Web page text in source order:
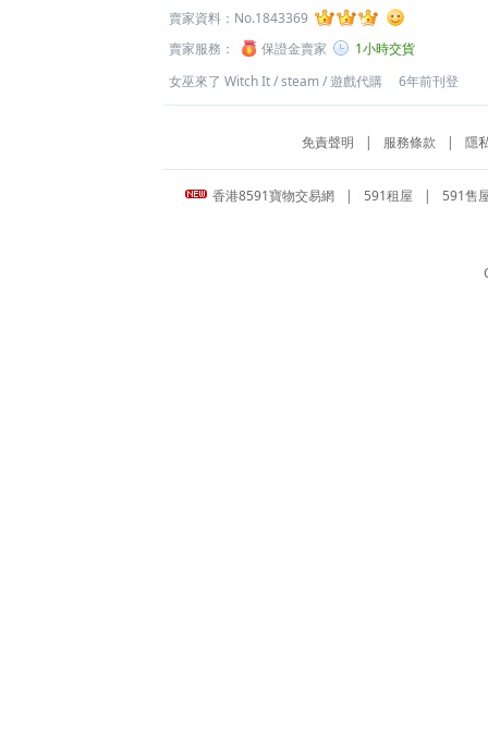
賣家資料： No.1843369
賣家服務：
保證金賣家
1小時交貨
女巫來了 Witch It/steam/遊戲代購 6年前刊登
免責聲明 | 服務條款 | 隱
香港8591寶物交易網 | 591租屋 | 591售